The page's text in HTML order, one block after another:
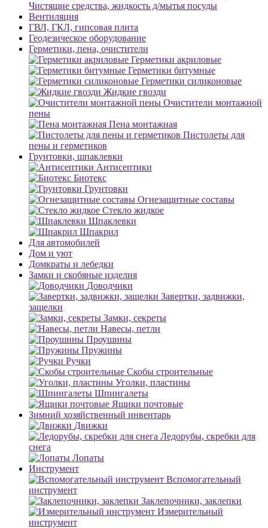
Чистящие средства, жидкость д/мытья посуды
Вентиляция
ГВЛ, ГКЛ, гипсовая плита
Геодезическое оборудование
Герметики, пена, очистители
Герметики акриловые
Герметики битумные
Герметики силиконовые
Жидкие гвозди
Очистители монтажной
пены
Пена монтажная
Пистолеты для
пены и герметиков
Грунтовки, шпаклевки
Антисептики
Биотекс
Грунтовки
Огнезащитные составы
Стекло жидкое
Шпаклевки
Шпакрил
Для автомобилей
Дом и уют
Домкраты и лебедки
Замки и скобяные изделия
Доводчики
Завертки, задвижки,
защелки
Замки, секреты
Навесы, петли
Проушины
Пружины
Ручки
Скобы строительные
Уголки, пластины
Шпингалеты
Ящики почтовые
Зимний хозяйственный инвентарь
Движки
Ледорубы, скребки для
снега
Лопаты
Инструмент
Вспомогательный
инструмент
Заклепочники, заклепки
Измерительный
инструмент